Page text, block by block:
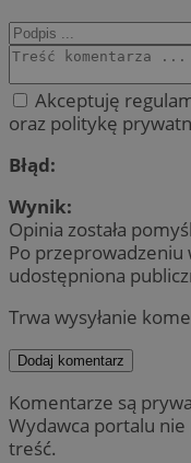
Akceptuję
oraz politykę
Błąd:
Wynik:
Opinia została
Po
udostępniona
Trwa wysyłanie
Dodaj komentarz
Komentarze są
Wydawca portalu
treść.